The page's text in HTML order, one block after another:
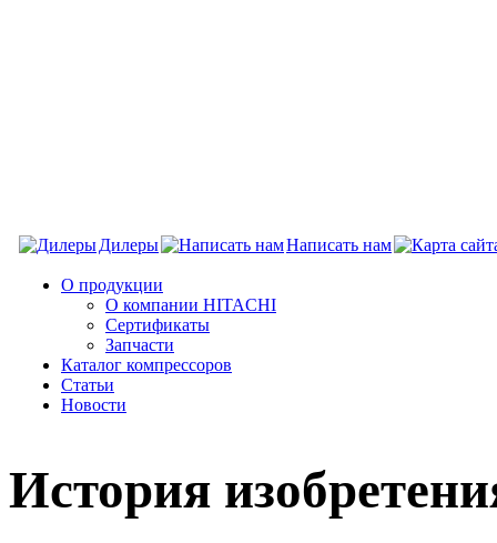
Дилеры Написать нам
О продукции
О компании HITACHI
Сертификаты
Запчасти
Каталог компрессоров
Статьи
Новости
История